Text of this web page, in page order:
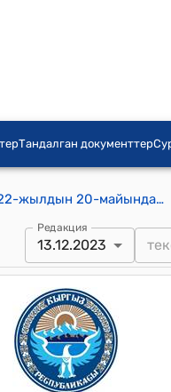
Тандалган документтер
Кыргыз Республикасынын Министрлер Кабинетинин 2022-жылдын 20-майындагы № 266 "Витязь" мамлекеттик ишканасын Кыргыз Республикасынын Президентинин Иш башкармасынын карамагына өткөрүп берүү женүндө" токтому
Редакция
13.12.2023